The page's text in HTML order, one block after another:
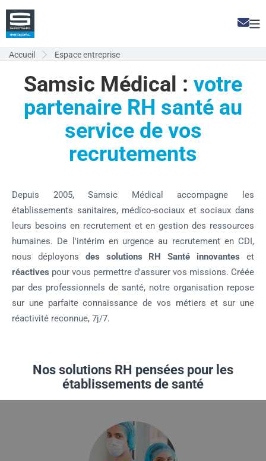
contenu
accueil espace entreprise
Samsic Médical : votre
partenaire RH santé au
service de vos
recrutements
Depuis 2005, Samsic Médical accompagne les
établissements sanitaires, médico-sociaux et sociaux dans
leurs besoins en recrutement et en gestion des ressources
humaines. De l'intérim en urgence au recrutement en CDI,
nous déployons des solutions RH Santé innovantes et
réactives pour vous permettre d'assurer vos missions. Créée
par des professionnels de santé, notre organisation repose
sur une parfaite connaissance de vos métiers et sur une
réactivité reconnue, 7j/7.
Nos solutions RH pensées pour les
établissements de santé